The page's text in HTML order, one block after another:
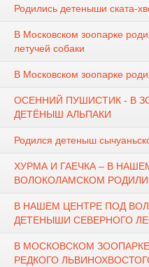
Родились детеныши ската-
В Московском зоопарке
летучей собаки
В Московском зоопарке
ОСЕННИЙ ПУШИСТИК - В
ДЕТЁНЫШ АЛЬПАКИ
Родился детеныш
ХУРМА И ГАЕЧКА – В
ВОЛОКОЛАМСКОМ
В НАШЕМ ЦЕНТРЕ ПОД
ДЕТЕНЫШИ СЕВЕРНОГО
В МОСКОВСКОМ
РЕДКОГО